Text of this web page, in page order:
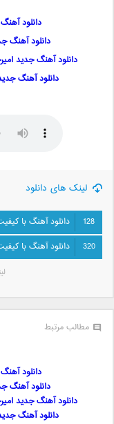
دانلود
دانلود آهنگ
دانلود آهنگ جدید
دانلود آهنگ
لینک های دانلود
128
دانلود آهنگ با کیفیت
320
دانلود آهنگ با کیفیت
مطالب مرتبط
دانلود
دانلود آهنگ
دانلود آهنگ جدید
دانلود آهنگ